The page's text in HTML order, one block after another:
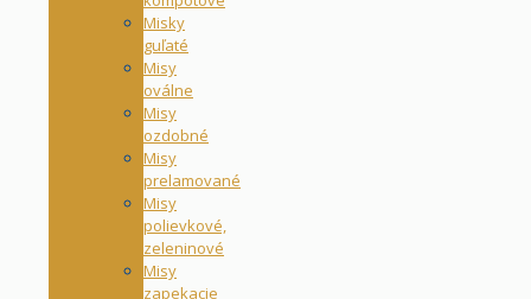
Misky
guľaté
Misy
oválne
Misy
ozdobné
Misy
prelamované
Misy
polievkové,
zeleninové
Misy
zapekacie